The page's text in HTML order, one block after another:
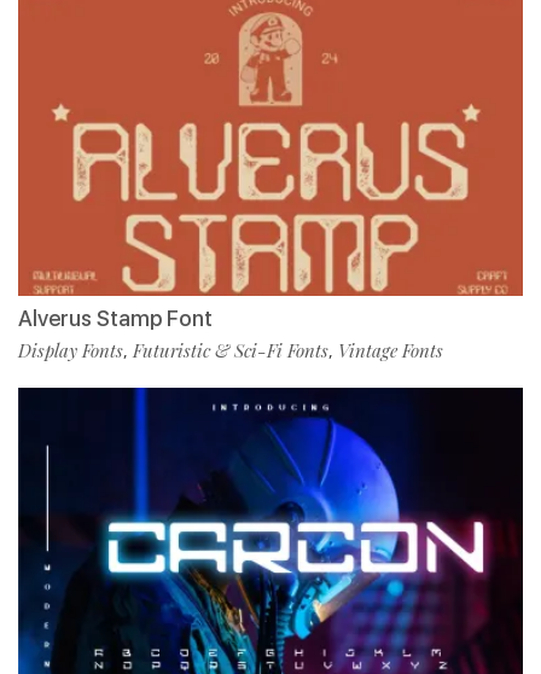
Alverus Stamp Font
Display Fonts,Futuristic & Sci-Fi Fonts, Vintage Fonts